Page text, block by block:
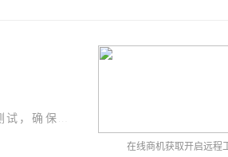
在线商机获取开启远程